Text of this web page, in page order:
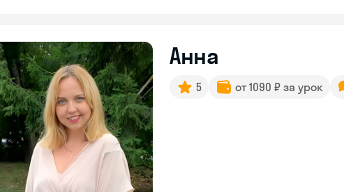
Анна
5 от 1090 ₽ за урок